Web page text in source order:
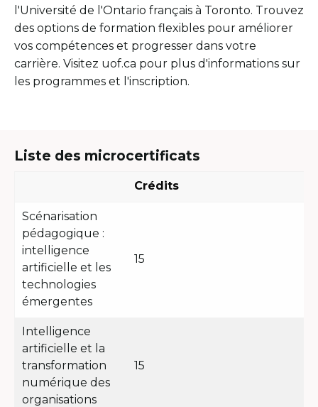
l'Université de l'Ontario français à Toronto. Trouvez
des options de formation flexibles pour améliorer
vos compétences et progresser dans votre
carrière. Visitez uof.ca pour plus d'informations sur
les programmes et l'inscription.
Liste des microcertificats
Crédits
Scénarisation
pédagogique :
intelligence
artificielle et les
technologies
émergentes
15
Intelligence
artificielle et la
transformation
numérique des
organisations
15